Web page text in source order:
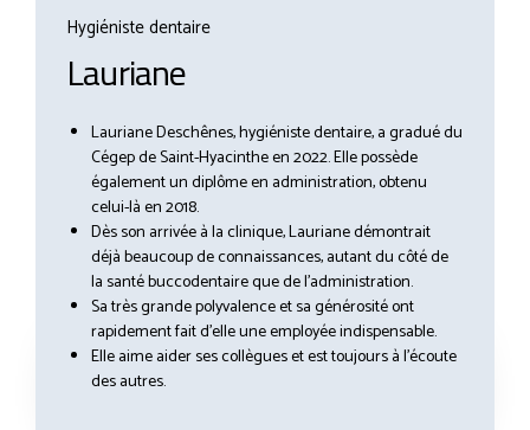
Hygiéniste dentaire
Lauriane
Lauriane Deschênes, hygiéniste dentaire, a gradué du
Cégep de Saint-Hyacinthe en 2022. Elle possède
également un diplôme en administration, obtenu
celui-là en 2018.
Dès son arrivée à la clinique, Lauriane démontrait
déjà beaucoup de connaissances, autant du côté de
la santé buccodentaire que de l’administration.
Sa très grande polyvalence et sa générosité ont
rapidement fait d’elle une employée indispensable.
Elle aime aider ses collègues et est toujours à l’écoute
des autres.